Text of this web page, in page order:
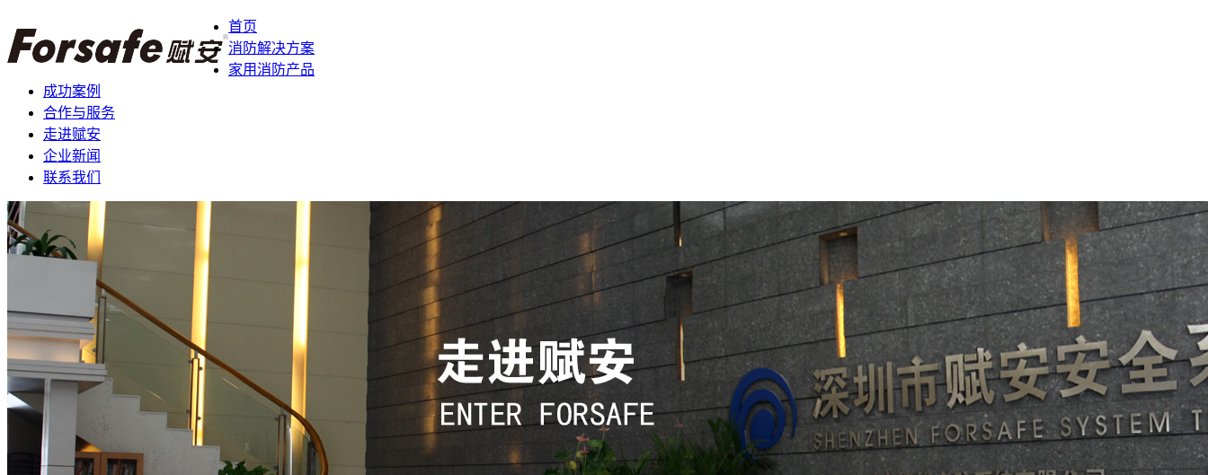
首页
消防解决方案
家用消防产品
成功案例
合作与服务
走进赋安
企业新闻
联系我们